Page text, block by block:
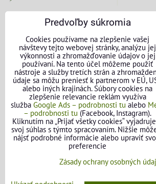
KONTAKTNÉ ÚDAJE
O nás
Kontakt
Požičovňa náradia
Názory našich zákazníkov
Mapa stránok
SLEDUJTE NÁS
Facebook
Predvoľby súkromia
Cookies používame na zlepšenie vašej
návštevy tejto webovej stránky, analýzu jej
výkonnosti a zhromažďovanie údajov o jej
používaní. Na tento účel môžeme použiť
nástroje a služby tretích strán a
údaje sa môžu preniesť k partnerom v EÚ,
alebo iných krajinách. Súbory cookies na
zlepšenie relevancie reklám využíva
služba Google Ads – podrobnosti tu alebo
– podrobnosti tu (Facebook, Instagram).
Kliknutím na „Prijať všetky cookies“
svoj súhlas s týmto spracovaním. Nižšie
nájsť podrobné informácie alebo upraviť
preferencie
Zásady ochrany osobných